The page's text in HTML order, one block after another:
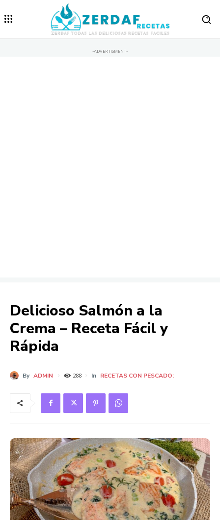
-ADVERTISMENT-
Delicioso Salmón a la
Crema – Receta Fácil y
Rápida
By ADMIN 288 In RECETAS CON PESCADO: